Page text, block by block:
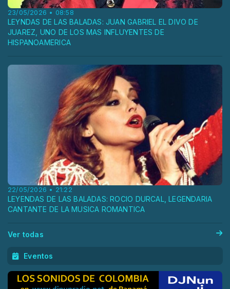
23/05/2026 • 08:58
LEYNDAS DE LAS BALADAS: JUAN GABRIEL EL DIVO DE
JUAREZ, UNO DE LOS MAS INFLUYENTES DE
HISPANOAMERICA
22/05/2026 • 21:22
LEYENDAS DE LAS BALADAS: ROCIO DURCAL, LEGENDARIA
CANTANTE DE LA MUSICA ROMANTICA
Ver todas
Eventos